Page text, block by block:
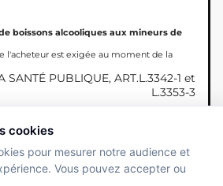
boissons alcooliques aux mineurs de
l'acheteur est exigée au moment de la
SANTÉ PUBLIQUE, ART.L.3342-1 et
L.3353-3
Site réalisé parMAADAM
SOLUTIONS
cookies
pour mesurer notre audience et
Vous pouvez accepter ou